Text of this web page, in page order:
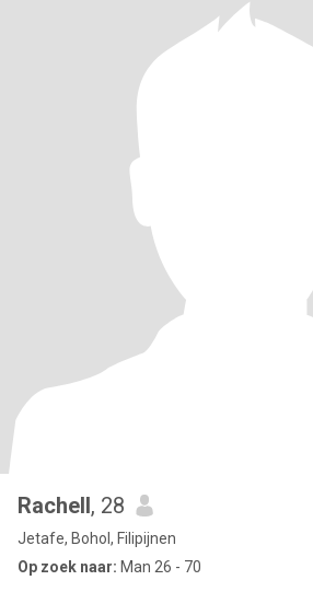
Rachell, 28
Jetafe, Bohol, Filipijnen
Op zoek naar: Man 26 - 70